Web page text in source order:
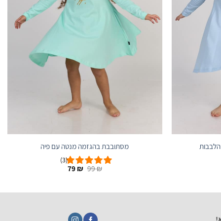
מסתובבת בהגזמה מנטה עם פיה
(3)
99₪ המחיר
99 ₪.
79 ₪ המחיר
79 ₪.